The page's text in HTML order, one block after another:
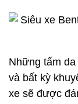
Những tấm
và bất kỳ
xe sẽ được